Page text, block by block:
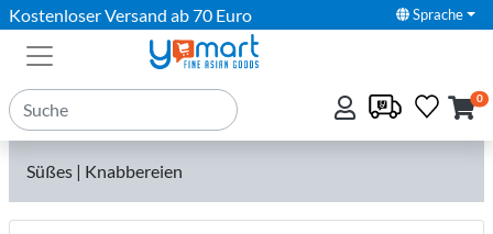
Kostenloser Versand ab 70 Euro Sprache
0
Süßes | Knabbereien